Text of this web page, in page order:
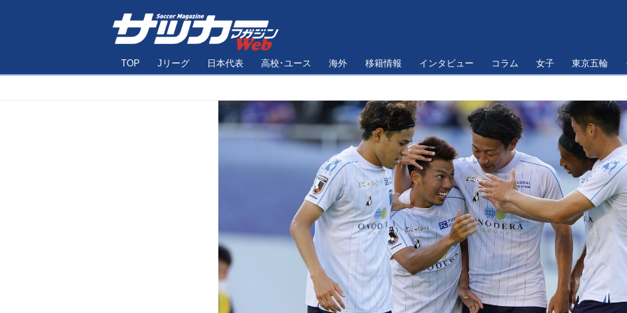
TOP Jリーグ 日本代表 高校･ユース 海外 移籍情報 インタビュー コラム 女子 東京五輪